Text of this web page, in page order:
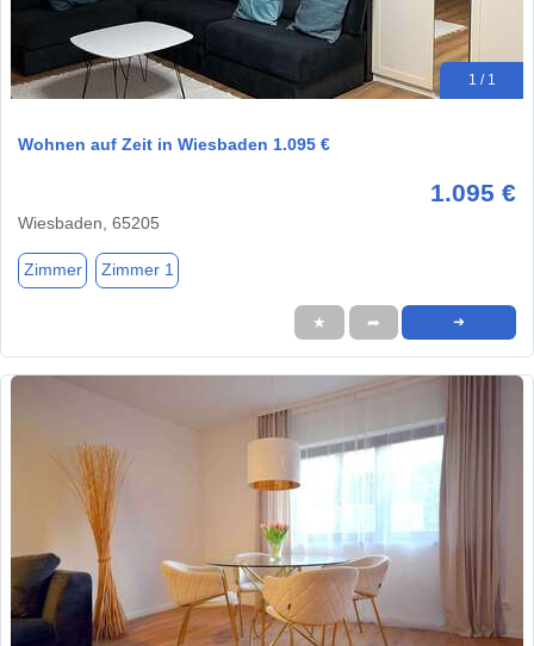
1 / 1
Wohnen auf Zeit in Wiesbaden 1.095 €
1.095 €
Wiesbaden, 65205
Zimmer Zimmer 1
★ ➦ ➜